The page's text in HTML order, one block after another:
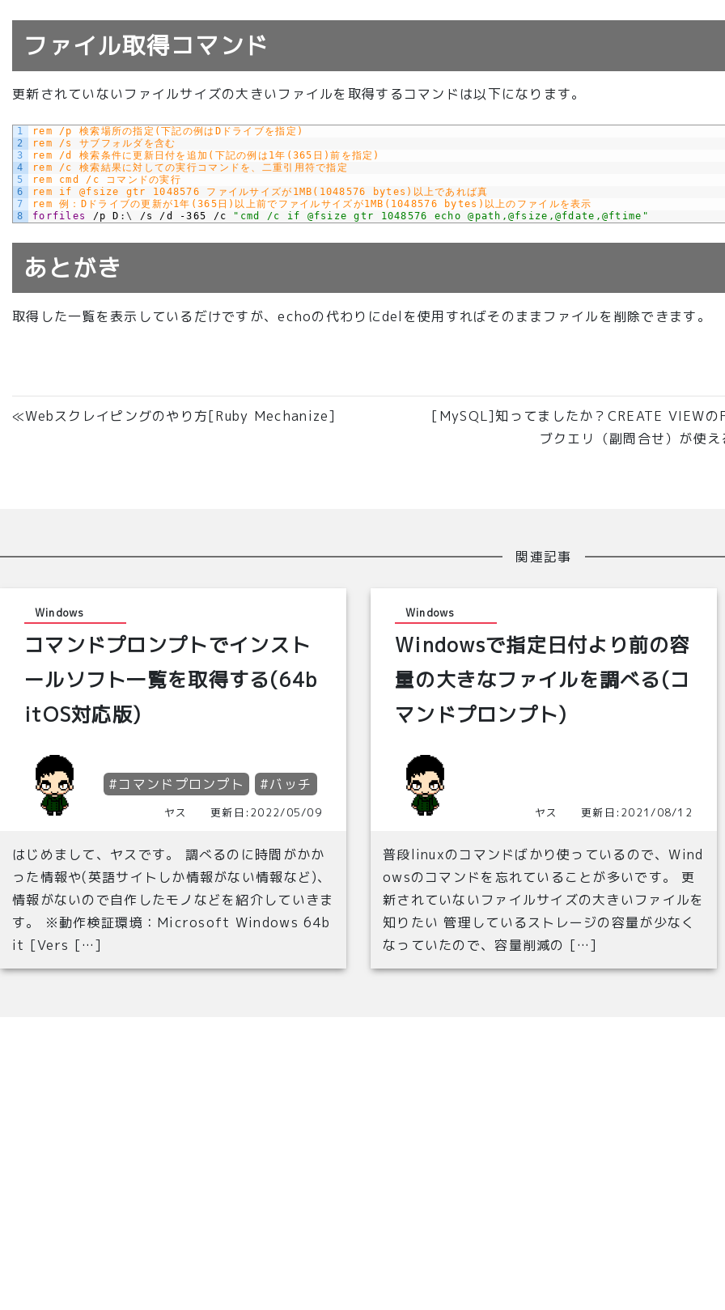
ファイル取得コマンド
更新されていないファイルサイズの大きいファイルを取得するコマンドは以下になります。
1
2
3
4
5
6
7
8
rem /p 検索場所の指定(下記の例はDドライブを指定)
rem /s サブフォルダを含む
rem /d 検索条件に更新日付を追加(下記の例は1年(365日)前を指定)
rem /c 検索結果に対しての実行コマンドを、二重引用符で指定
rem cmd /c コマンドの実行
rem if @fsize gtr 1048576 ファイルサイズが1MB(1048576 bytes)以上であれば真
rem 例：Dドライブの更新が1年(365日)以上前でファイルサイズが1MB(1048576 bytes)以上のファイルを表示
forfiles
/p D : \ /s /d -365 /c "cmd /c if @fsize gtr 1048576 echo @path,@fsize,@fdate,@ftime"
あとがき
取得した一覧を表示しているだけですが、echoの代わりにdelを使用すればそのままファイルを削除できます。
≪Webスクレイピングのやり方[Ruby Mechanize]
[MySQL]知ってましたか？CREATE VIEWの
ブクエリ（副問合せ）が使
関連記事
Windows
コマンドプロンプトでインスト
ールソフト一覧を取得する(64b
itOS対応版)
#コマンドプロンプト #バッチ
ヤス 更新日:2022/05/09
はじめまして、ヤスです。 調べるのに時間がかか
った情報や(英語サイトしか情報がない情報など)、
情報がないので自作したモノなどを紹介していきま
す。 ※動作検証環境：Microsoft Windows 64b
it [Vers […]
Windows
Windowsで指定日付より前の容
量の大きなファイルを調べる(コ
マンドプロンプト)
ヤス 更新日:2021/08/12
普段linuxのコマンドばかり使っているので、Wind
owsのコマンドを忘れていることが多いです。 更
新されていないファイルサイズの大きいファイルを
知りたい 管理しているストレージの容量が少なく
なっていたので、容量削減の […]